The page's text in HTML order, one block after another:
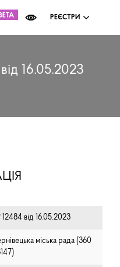
РЕЄСТРИ
16.05.2023
від 16.05.2023
міська рада (⁨360